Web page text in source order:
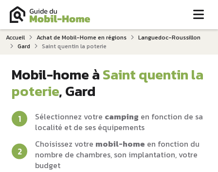
Accueil Achat de Mobil-Home en régions
Languedoc-Roussillon
Gard
Saint quentin la poterie
Mobil-home àSaint quentin la
poterie, Gard
Sélectionnez votre camping en fonction de sa
localité et de ses équipements
Choisissez votre mobil-home en fonction du
nombre de chambres, son implantation, votre
budget